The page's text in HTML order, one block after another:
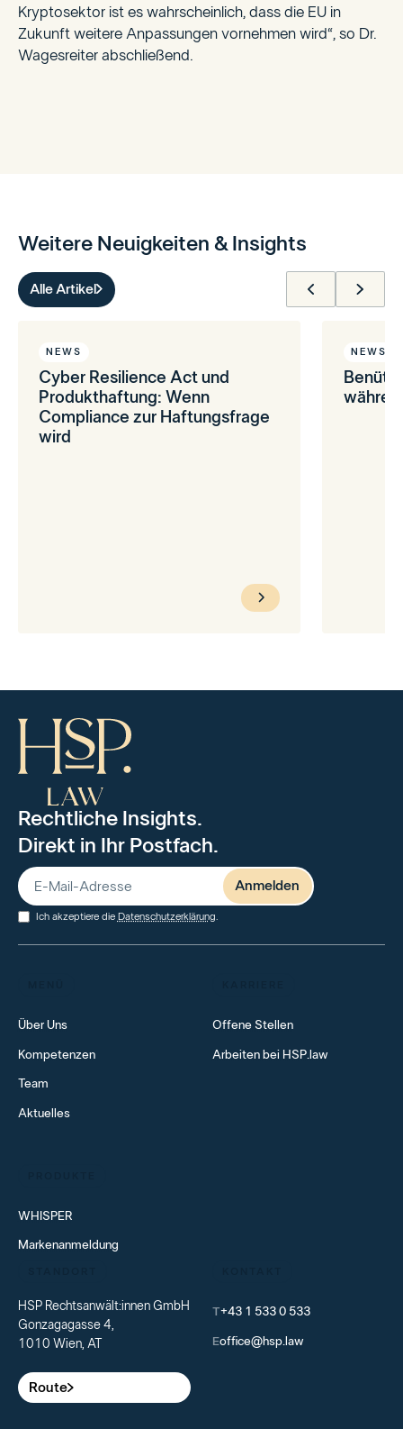
Kryptosektor ist es wahrscheinlich, dass die EU in
Zukunft weitere Anpassungen vornehmen wird“, so Dr.
Wagesreiter abschließend.
Weitere Neuigkeiten & Insights
Alle Artikel
NEWS
Cyber Resilience Act und
Produkthaftung: Wenn
Compliance zur Haftungsfrage
wird
NEWS
Rechtliche Insights.
Direkt in Ihr Postfach.
Ich akzeptiere die Datenschutzerklärung.
Über Uns
Kompetenzen
Team
Aktuelles
Offene Stellen
Arbeiten bei HSP.law
WHISPER
Markenanmeldung
HSP Rechtsanwält:innen GmbH
Gonzagagasse 4,
1010 Wien, AT
Route
T+43 1 533 0 533
Eoffice@hsp.law